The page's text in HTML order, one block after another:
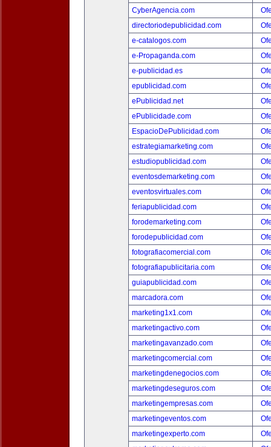
CyberAgencia.com
directoriodepublicidad.com
e-catalogos.com
e-Propaganda.com
e-publicidad.es
epublicidad.com
ePublicidad.net
ePublicidade.com
EspacioDePublicidad.com
estrategiamarketing.com
estudiopublicidad.com
eventosdemarketing.com
eventosvirtuales.com
feriapublicidad.com
forodemarketing.com
forodepublicidad.com
fotografiacomercial.com
fotografiapublicitaria.com
guiapublicidad.com
marcadora.com
marketing1x1.com
marketingactivo.com
marketingavanzado.com
marketingcomercial.com
marketingdenegocios.com
marketingdeseguros.com
marketingempresas.com
marketingeventos.com
marketingexperto.com